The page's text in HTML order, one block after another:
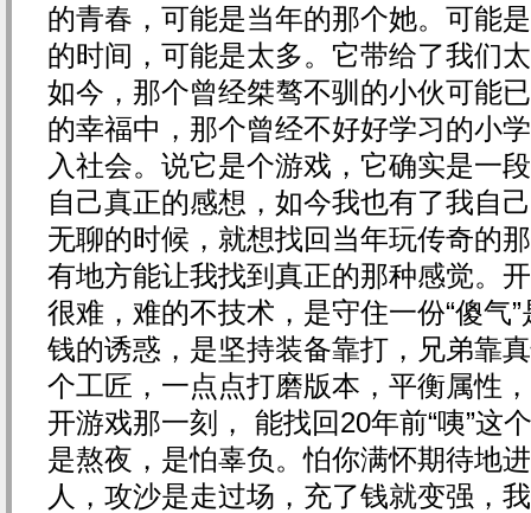
的青春，可能是当年的那个她。可能
的时间，可能是太多。它带给了我们
如今，那个曾经桀骜不驯的小伙可能
的幸福中，那个曾经不好好学习的小
入社会。说它是个游戏，它确实是一
自己真正的感想，如今我也有了我自
无聊的时候，就想找回当年玩传奇的
有地方能让我找到真正的那种感觉。
很难，难的不技术，是守住一份“傻气
钱的诱惑，是坚持装备靠打，兄弟靠
个工匠，一点点打磨版本，平衡属性
开游戏那一刻， 能找回20年前“咦”这
是熬夜，是怕辜负。怕你满怀期待地
人，攻沙是走过场，充了钱就变强，